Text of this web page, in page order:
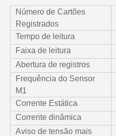
Número de Cartões
Registrados
Tempo de leitura
Faixa de leitura
Abertura de registros
Frequência do Sensor
M1
Corrente Estática
Corrente dinâmica
Aviso de tensão mais